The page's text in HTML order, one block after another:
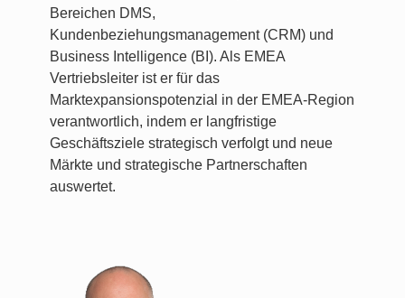
Bereichen DMS,
Kundenbeziehungsmanagement (CRM) und
Business Intelligence (BI). Als EMEA
Vertriebsleiter ist er für das
Marktexpansionspotenzial in der EMEA-Region
verantwortlich, indem er langfristige
Geschäftsziele strategisch verfolgt und neue
Märkte und strategische Partnerschaften
auswertet.